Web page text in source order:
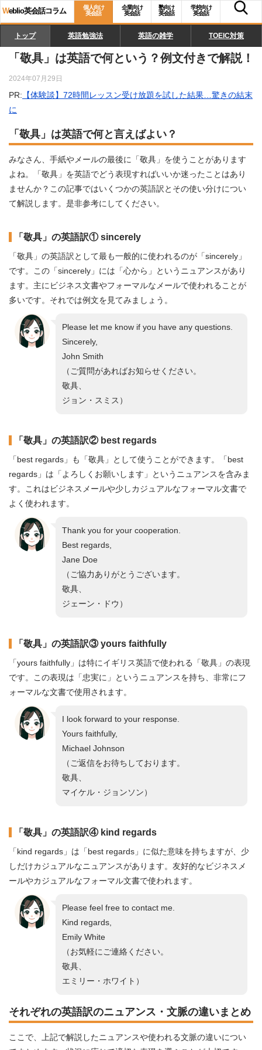
Weblio英会話コラム
個人向け
英会話
企業向け
英会話
塾向け
英会話
学校向け
英会話
トップ 英語勉強法 英語の雑学 TOEIC対策
「敬具」は英語で何という？例文付きで解説！
2024年07月29日
PR: 【体験談】72時間レッスン受け放題を試した結果…驚きの結末
に
「敬具」は英語で何と言えばよい？
みなさん、手紙やメールの最後に「敬具」を使うことがあります
よね。「敬具」を英語でどう表現すればいいか迷ったことはあり
ませんか？この記事ではいくつかの英語訳とその使い分けについ
て解説します。是非参考にしてください。
「敬具」の英語訳① sincerely
「敬具」の英語訳として最も一般的に使われるのが「sincerely」
です。この「sincerely」には「心から」というニュアンスがあり
ます。主にビジネス文書やフォーマルなメールで使われることが
多いです。それでは例文を見てみましょう。
Please let me know if you have any questions.
Sincerely,
John Smith
（ご質問があればお知らせください。
敬具、
ジョン・スミス）
「敬具」の英語訳② best regards
「best regards」も「敬具」として使うことができます。「best
regards」は「よろしくお願いします」というニュアンスを含みま
す。これはビジネスメールや少しカジュアルなフォーマル文書で
よく使われます。
Thank you for your cooperation.
Best regards,
Jane Doe
（ご協力ありがとうございます。
敬具、
ジェーン・ドウ）
「敬具」の英語訳③ yours faithfully
「yours faithfully」は特にイギリス英語で使われる「敬具」の表現
です。この表現は「忠実に」というニュアンスを持ち、非常にフ
ォーマルな文書で使用されます。
I look forward to your response.
Yours faithfully,
Michael Johnson
（ご返信をお待ちしております。
敬具、
マイケル・ジョンソン）
「敬具」の英語訳④ kind regards
「kind regards」は「best regards」に似た意味を持ちますが、少
しだけカジュアルなニュアンスがあります。友好的なビジネスメ
ールやカジュアルなフォーマル文書で使われます。
Please feel free to contact me.
Kind regards,
Emily White
（お気軽にご連絡ください。
敬具、
エミリー・ホワイト）
それぞれの英語訳のニュアンス・文脈の違いまとめ
ここで、上記で解説したニュアンスや使われる文脈の違いについ